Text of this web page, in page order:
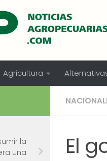
Agricultura
El
la
una